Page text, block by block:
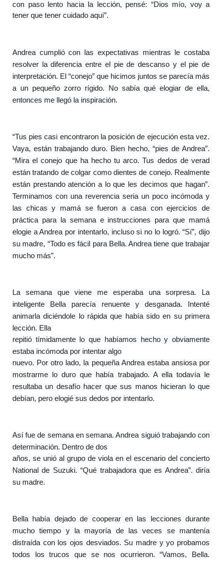
con paso lento hacia la lección, pensé: “Dios mío, voy a
tener que tener cuidado aquí”.
Andrea cumplió con las expectativas mientras le costaba
resolver la diferencia entre el pie de descanso y el pie de
interpretación. El “conejo” que hicimos juntos se parecía más
a un pequeño zorro rígido. No sabía qué elogiar de ella,
entonces me llegó la inspiración.
“Tus pies casi encontraron la posición de ejecución esta vez.
Vaya, están trabajando duro. Bien hecho, “pies de Andrea”.
“Mira el conejo que ha hecho tu arco. Tus dedos de verad
están tratando de colgar como dientes de conejo. Realmente
están prestando atención a lo que les decimos que hagan”.
Terminamos con una reverencia seria un poco incómoda y
las chicas y mamá se fueron a casa con ejercicios de
práctica para la semana e instrucciones para que mamá
elogie a Andrea por intentarlo, incluso si no lo logró. “Sí”, dijo
su madre, “Todo es fácil para Bella. Andrea tiene que trabajar
mucho más”.
La semana que viene me esperaba una sorpresa. La
inteligente Bella parecía renuente y desganada. Intenté
animarla diciéndole lo rápida que había sido en su primera
lección. Ella
repitió tímidamente lo que habíamos hecho y obviamente
estaba incómoda por intentar algo
nuevo. Por otro lado, la pequeña Andrea estaba ansiosa por
mostrarme lo duro que había trabajado. A ella todavía le
resultaba un desafío hacer que sus manos hicieran lo que
debían, pero elogié sus dedos por intentarlo.
Así fue de semana en semana. Andrea siguió trabajando con
determinación. Dentro de dos
años, se unió al grupo de viola en el escenario del concierto
National de Suzuki. “Qué trabajadora que es Andrea”. diría
su madre.
Bella había dejado de cooperar en las lecciones durante
mucho tiempo y la mayoría de las veces se mantenía
distraída con los ojos desviados. Su madre y yo probamos
todos los trucos que se nos ocurrieron. “Vamos, Bella.